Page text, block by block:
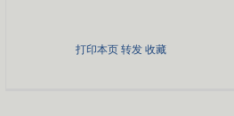
打印本页 转发 收藏